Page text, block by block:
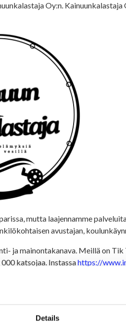
Details
Oy:n.
mutta laajennamme
avustajan,
ja mainontakanava. Meillä on Tik
katsojaa. Instassahttps://
ammattitutkintoa Kemissä,